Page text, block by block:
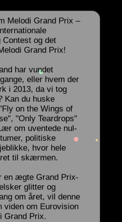
Melodi Grand Prix –
Contest og det
Grand Prix!
har vundet
eller hvem der
i 2013, da vi tog
Kan du huske
on the Wings of
"Only Teardrops"
om uventede nul-
politiske
hvor hele
til skærmen.
en ægte Grand Prix-
glitter og
om året, vil denne
viden om Eurovision
Grand Prix.